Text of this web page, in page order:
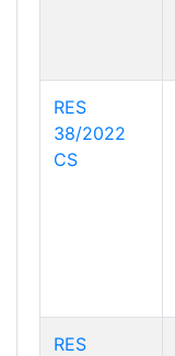
RES
38/2022
CS
RES